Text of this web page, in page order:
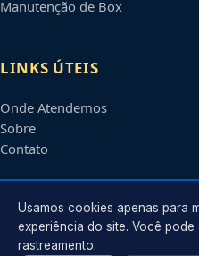
Manutenção de Box
LINKS ÚTEIS
Onde Atendemos
Sobre
Contato
CONTATO
Atendimento em
Usamos cookies apenas para
experiência do site. Você
rastreamento.